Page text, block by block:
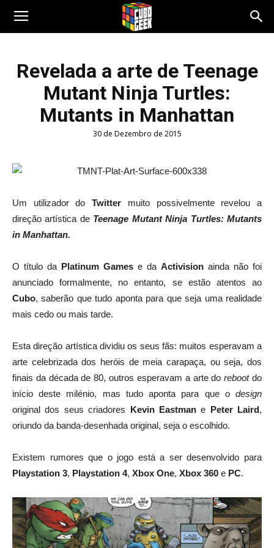
Revelada a arte de Teenage
Mutant Ninja Turtles:
Mutants in Manhattan
30 de Dezembro de 2015
Um utilizador doTwitter muito possivelmente revelou a
direção artística de Teenage Mutant Ninja Turtles: Mutants
in Manhattan.
O título da Platinum Games e da Activision ainda não foi
anunciado formalmente, no entanto, se estão atentos ao
Cubo, saberão que tudo aponta para que seja uma realidade
mais cedo ou mais tarde.
Esta direção artística dividiu os seus fãs: muitos esperavam a
arte celebrizada dos heróis de meia carapaça, ou seja, dos
finais da década de 80, outros esperavam a arte dorebootdo
início deste milénio, mas tudo aponta para que o design
original dos seus criadores Kevin Eastmane Peter Laird,
oriundo da banda-desenhada original, seja o escolhido.
Existem rumores que o jogo está a ser desenvolvido para
Playstation 3, Playstation 4, Xbox One, Xbox 360 e PC.